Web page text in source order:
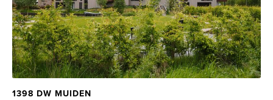
1398 DW MUIDEN